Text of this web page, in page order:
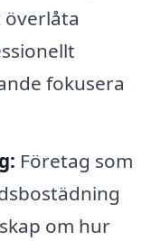
fokusera
Företag som
om hur